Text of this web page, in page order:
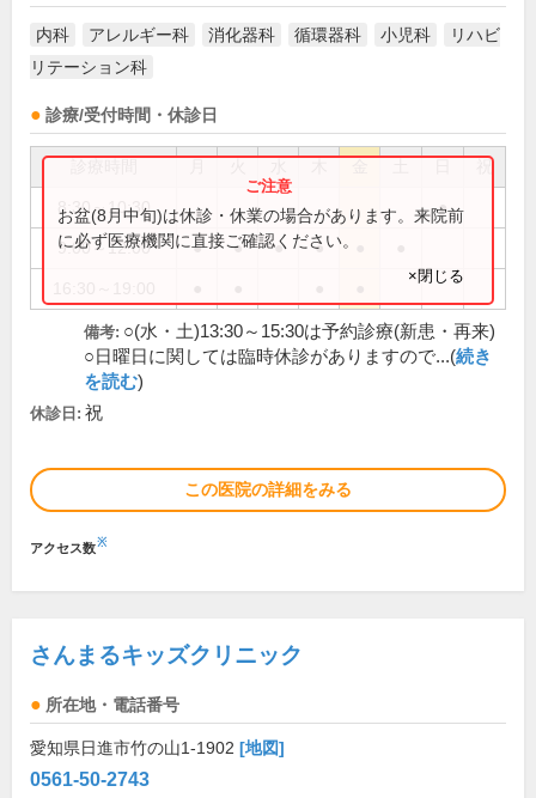
内科 アレルギー科 消化器科 循環器科 小児科
リハビ
リテーション科
診療/受付時間・休診日
祝
8:30～10:30 ●
9:00～12:00 ● ● ● ●
お盆(8月中旬)は休診・休業の場合があります。来院前
に必ず医療機関に直接ご確認ください。
×閉じる
備考: ○(水・土)13:30～15:30は予約診療(新患・再来)
○日曜日に関しては臨時休診がありますので...(続き
を読む)
休診日: 祝
この医院の詳細をみる
アクセス数※
さんまるキッズクリニック
所在地・電話番号
愛知県日進市竹の山1-1902 [地図]
0561-50-2743